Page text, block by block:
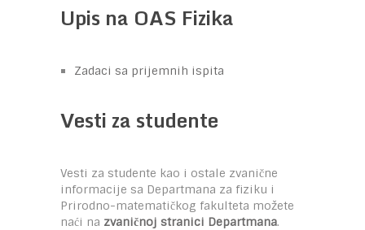
Upis na OAS Fizika
Zadaci sa prijemnih ispita
Vesti za studente
Vesti za studente kao i ostale zvanične
informacije sa Departmana za fiziku i
Prirodno-matematičkog fakulteta možete
naći na zvaničnoj stranici Departmana.